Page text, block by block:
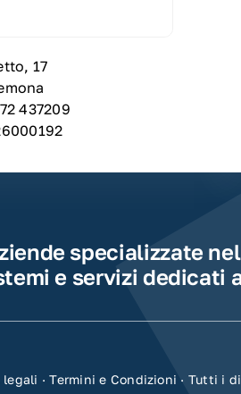
17
437209
specializzate
e servizi dedicati
legali ·Termini e Condizioni · Tutti i